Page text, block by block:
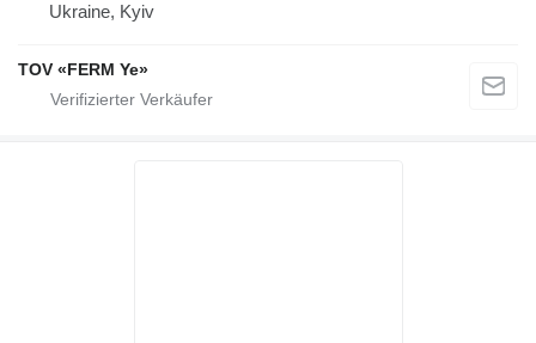
Ukraine, Kyiv
TOV «FERM Ye»